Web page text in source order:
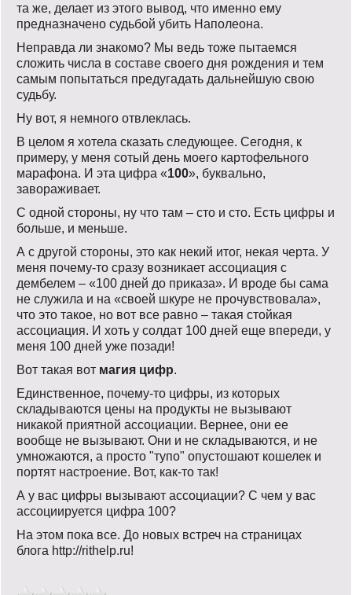
та же, делает из этого вывод, что именно ему
предназначено судьбой убить Наполеона.
Неправда ли знакомо? Мы ведь тоже пытаемся
сложить числа в составе своего дня рождения и тем
самым попытаться предугадать дальнейшую свою
судьбу.
Ну вот, я немного отвлеклась.
В целом я хотела сказать следующее. Сегодня, к
примеру, у меня сотый день моего картофельного
марафона. И эта цифра «100», буквально,
завораживает.
С одной стороны, ну что там – сто и сто. Есть цифры и
больше, и меньше.
А с другой стороны, это как некий итог, некая черта. У
меня почему-то сразу возникает ассоциация с
дембелем – «100 дней до приказа». И вроде бы сама
не служила и на «своей шкуре не прочувствовала»,
что это такое, но вот все равно – такая стойкая
ассоциация. И хоть у солдат 100 дней еще впереди, у
меня 100 дней уже позади!
Вот такая вот магия цифр.
Единственное, почему-то цифры, из которых
складываются цены на продукты не вызывают
никакой приятной ассоциации. Вернее, они ее
вообще не вызывают. Они и не складываются, и не
умножаются, а просто "тупо" опустошают кошелек и
портят настроение. Вот, как-то так!
А у вас цифры вызывают ассоциации? С чем у вас
ассоциируется цифра 100?
На этом пока все. До новых встреч на страницах
блога http://rithelp.ru!